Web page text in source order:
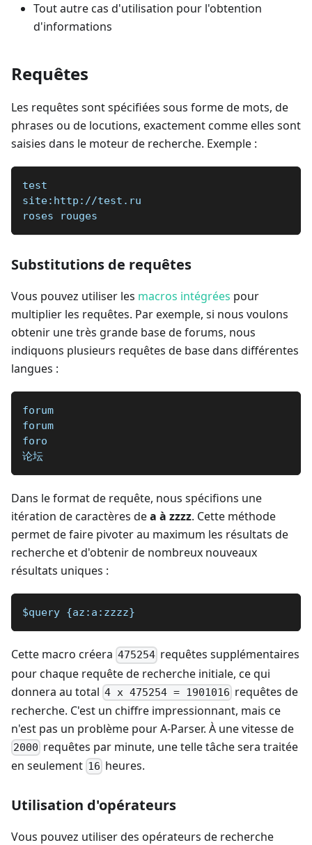
Tout autre cas d'utilisation pour l'obtention
d'informations
Requêtes
Les requêtes sont spécifiées sous forme de mots, de
phrases ou de locutions, exactement comme elles sont
saisies dans le moteur de recherche. Exemple :
test
site:http://test.ru
roses rouges
Substitutions de requêtes
Vous pouvez utiliser les macros intégrées pour
multiplier les requêtes. Par exemple, si nous voulons
obtenir une très grande base de forums, nous
indiquons plusieurs requêtes de base dans différentes
langues :
forum
forum
foro
论坛
Dans le format de requête, nous spécifions une
itération de caractères dea à zzzz. Cette méthode
permet de faire pivoter au maximum les résultats de
recherche et d'obtenir de nombreux nouveaux
résultats uniques :
$query {az:a:zzzz}
Cette macro créera 475254 requêtes supplémentaires
pour chaque requête de recherche initiale, ce qui
donnera au total 4 x 475254 = 1901016 requêtes de
recherche. C'est un chiffre impressionnant, mais ce
n'est pas un problème pour A-Parser. À une vitesse de
2000 requêtes par minute, une telle tâche sera traitée
en seulement 16 heures.
Utilisation d'opérateurs
Vous pouvez utiliser des opérateurs de recherche